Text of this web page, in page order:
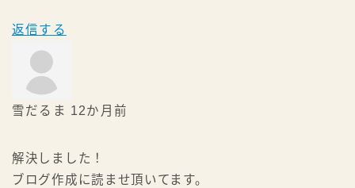
返信する
雪だるま 12か月前
解決しました！
ブログ作成に読ませ頂いてます。